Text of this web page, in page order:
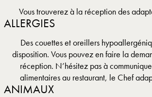
Vous trouverez à la réception des
ALLERGIES
Des couettes et oreillers
disposition. Vous pouvez en faire la
réception. N’hésitez pas à
alimentaires au restaurant, le Chef
ANIMAUX